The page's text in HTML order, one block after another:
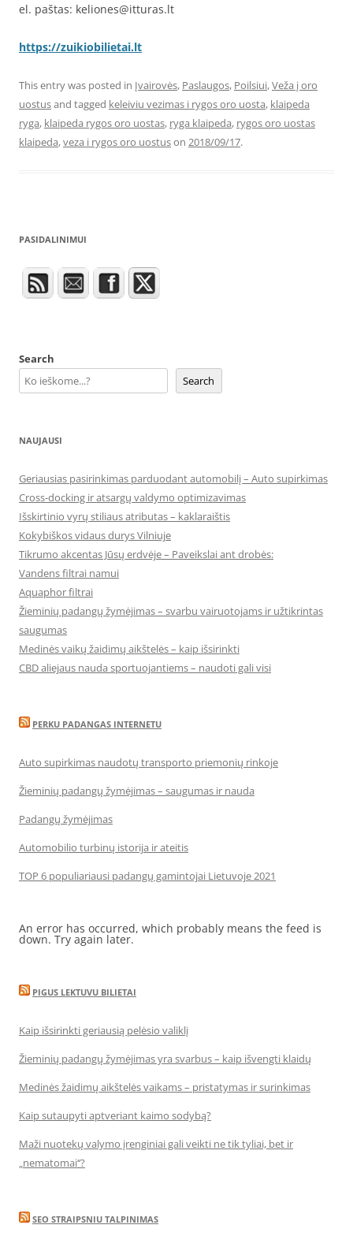
el. paštas: keliones@itturas.lt
https://zuikiobilietai.lt
This entry was posted in Įvairovės, Paslaugos, Poilsiui,Veža į oro
uostusand tagged keleiviu vezimas i rygos oro uosta, klaipeda
ryga, klaipeda rygos oro uostas, ryga klaipeda, rygos oro uostas
klaipeda,veza i rygos oro uostuson 2018/09/17.
PASIDALINIMUI
Search
Search
NAUJAUSI
Geriausias pasirinkimas parduodant automobilį – Auto supirkimas
Cross-docking ir atsargų valdymo optimizavimas
Išskirtinio vyrų stiliaus atributas – kaklaraištis
Kokybiškos vidaus durys Vilniuje
Tikrumo akcentas Jūsų erdvėje – Paveikslai ant drobės:
Vandens filtrai namui
Aquaphor filtrai
Žieminių padangų žymėjimas – svarbu vairuotojams ir užtikrintas
saugumas
Medinės vaikų žaidimų aikštelės – kaip išsirinkti
CBD aliejaus nauda sportuojantiems – naudoti gali visi
PERKU PADANGAS INTERNETU
Auto supirkimas naudotų transporto priemonių rinkoje
Žieminių padangų žymėjimas – saugumas ir nauda
Padangų žymėjimas
Automobilio turbinų istorija ir ateitis
TOP 6 populiariausi padangų gamintojai Lietuvoje 2021
An error has occurred, which probably means the feed is
down. Try again later.
PIGUS LEKTUVU BILIETAI
Kaip išsirinkti geriausią pelėsio valiklį
Žieminių padangų žymėjimas yra svarbus – kaip išvengti klaidų
Medinės žaidimų aikštelės vaikams – pristatymas ir surinkimas
Kaip sutaupyti aptveriant kaimo sodybą?
Maži nuotekų valymo įrenginiai gali veikti ne tik tyliai, bet ir
„nematomai‘‘?
SEO STRAIPSNIU TALPINIMAS